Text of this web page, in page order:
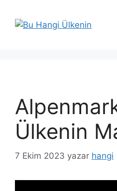
Ülkenin
7 Ekim 2023 yazar hangi